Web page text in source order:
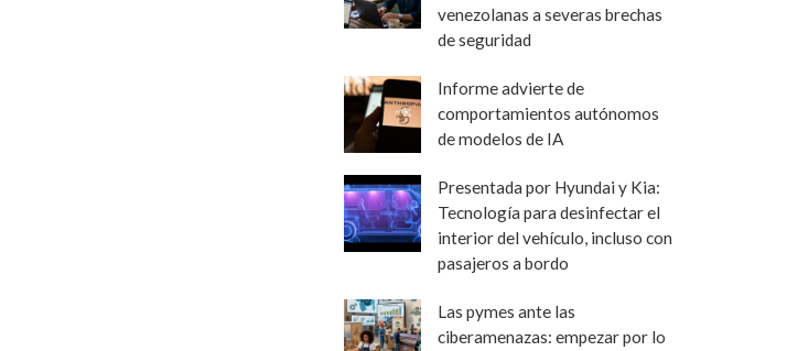
venezolanas a severas brechas
de seguridad
Informe advierte de
comportamientos autónomos
de modelos de IA
Presentada por Hyundai y Kia:
Tecnología para desinfectar el
interior del vehículo, incluso con
pasajeros a bordo
Las pymes ante las
ciberamenazas: empezar por lo